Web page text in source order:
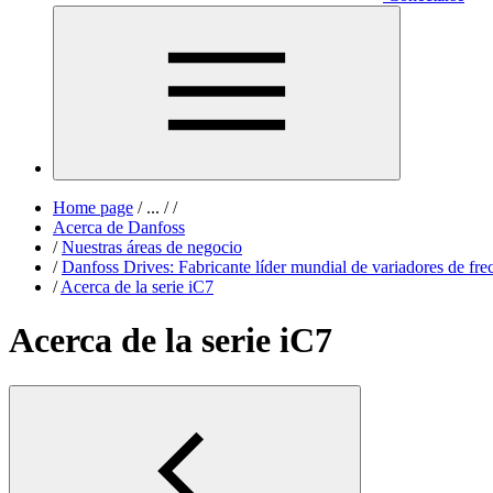
Home page /... / /
Acerca de Danfoss
/ Nuestras áreas de negocio
/ Danfoss Drives: Fabricante líder mundial de variadores de
/ Acerca de la serie iC7
Acerca de la serie iC7